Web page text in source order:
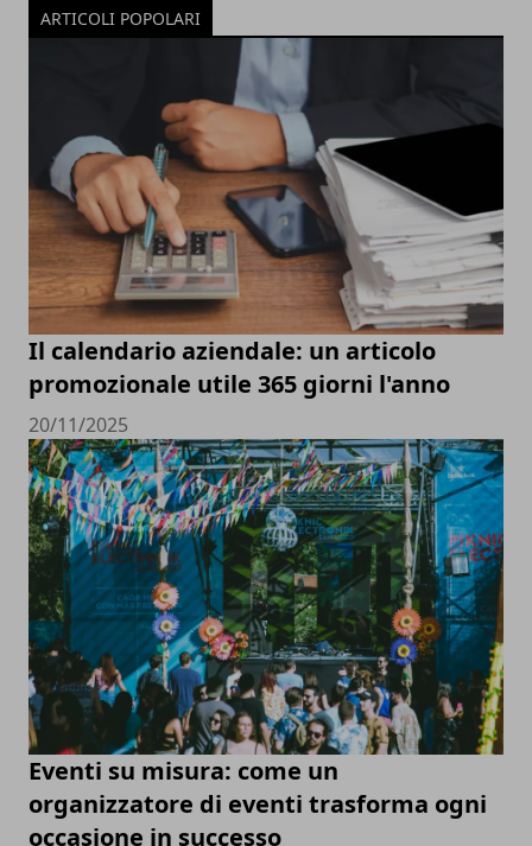
ARTICOLI POPOLARI
Il calendario aziendale: un articolo
promozionale utile 365 giorni l'anno
20/11/2025
Eventi su misura: come un
organizzatore di eventi trasforma ogni
occasione in successo